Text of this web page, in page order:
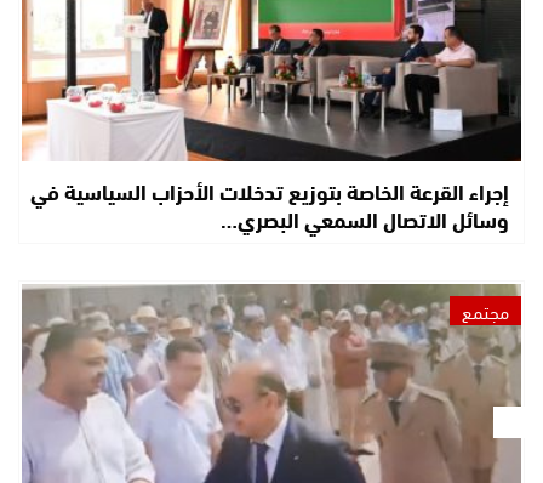
إجراء القرعة الخاصة بتوزيع تدخلات الأحزاب السياسية في
وسائل الاتصال السمعي البصري…
مجتمع